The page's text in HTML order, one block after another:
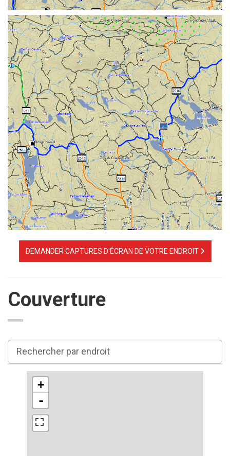
DEMANDER CAPTURES D'ÉCRAN DE VOTRE ENDROIT
Couverture
+
-